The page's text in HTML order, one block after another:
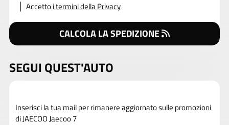
Accettoi termini della Privacy
CALCOLA LA SPEDIZIONE
SEGUI QUEST'AUTO
Inserisci la tua mail per rimanere aggiornato sulle promozioni
di JAECOO Jaecoo 7